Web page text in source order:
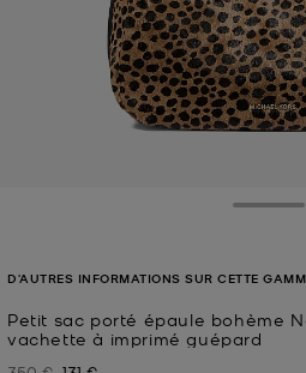
Petit sac porté épaule bohème
vachette à imprimé guépard
D'AUTRES INFORMATIONS SUR CETTE